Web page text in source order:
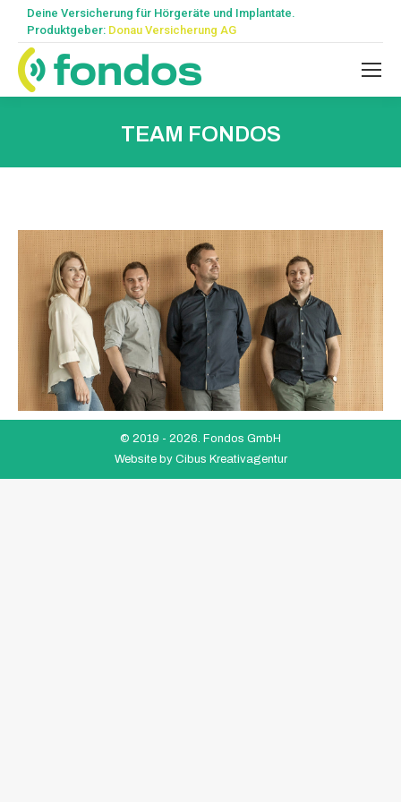
Deine Versicherung für Hörgeräte und Implantate.
Produktgeber: Donau Versicherung AG
TEAM FONDOS
© 2019 - 2026. Fondos GmbH
Website by Cibus Kreativagentur